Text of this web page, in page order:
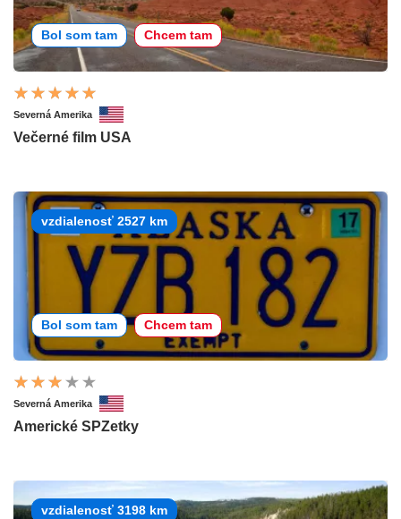
Bol som tam Chcem tam
Severná Amerika
Večerné film USA
vzdialenosť 2527 km
Bol som tam Chcem tam
Severná Amerika
Americké SPZetky
vzdialenosť 3198 km